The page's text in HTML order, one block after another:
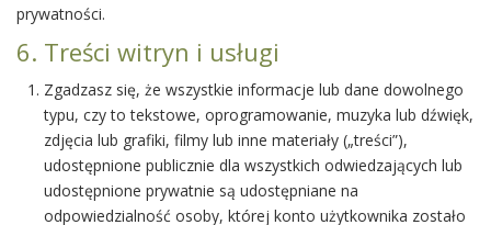
prywatności.
6. Treści witryn i usługi
Zgadzasz się, że wszystkie informacje lub dane dowolnego
typu, czy to tekstowe, oprogramowanie, muzyka lub dźwięk,
zdjęcia lub grafiki, filmy lub inne materiały („treści”),
udostępnione publicznie dla wszystkich odwiedzających lub
udostępnione prywatnie są udostępniane na
odpowiedzialność osoby, której konto użytkownika zostało